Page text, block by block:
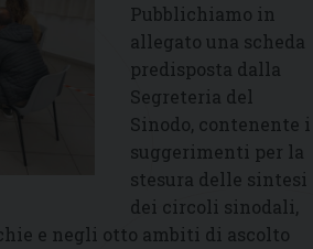
Pubblichiamo in
allegato una scheda
predisposta dalla
Segreteria del
Sinodo, contenente i
suggerimenti per la
stesura delle sintesi
dei circoli sinodali,
e negli otto ambiti di ascolto